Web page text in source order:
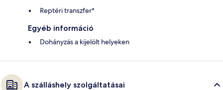
Reptéri transzfer*
Egyéb információ
Dohányzás a kijelölt helyeken
A szálláshely szolgáltatásai